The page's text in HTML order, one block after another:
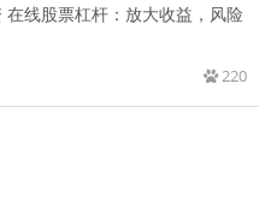
在线股票杠杆：放大收益，风险
220